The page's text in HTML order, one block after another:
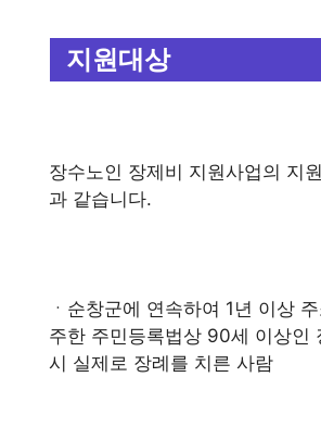
지원대상
장수노인 장제비 지원사업의 지
과 같습니다.
ㆍ순창군에 연속하여 1년 이상
주한 주민등록법상 90세 이상인
시 실제로 장례를 치른 사람